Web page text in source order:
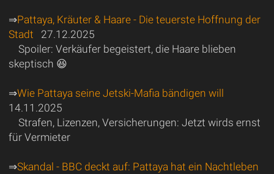
⇒Pattaya, Kräuter & Haare - Die teuerste Hoffnung der
Stadt 27.12.2025
Spoiler: Verkäufer begeistert, die Haare blieben
skeptisch 😆
⇒Wie Pattaya seine Jetski-Mafia bändigen will
14.11.2025
Strafen, Lizenzen, Versicherungen: Jetzt wirds ernst
für Vermieter
⇒Skandal - BBC deckt auf: Pattaya hat ein Nachtleben